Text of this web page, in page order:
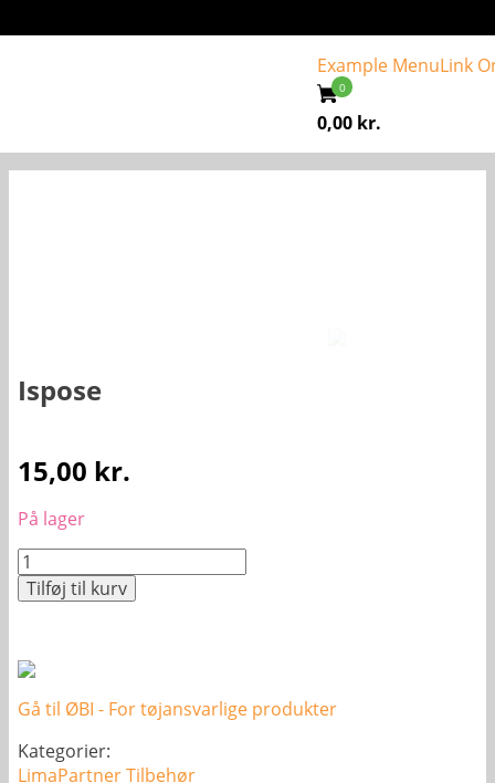
Example MenuLink
0,00 kr.
Ispose
15,00 kr.
På lager
Ispose
antal
Tilføj til kurv
Gå til ØBI - For tøjansvarlige produkter
Kategorier:
LimaPartnerTilbehør